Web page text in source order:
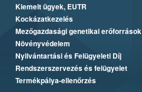
Kiemelt ügyek, EUTR
Kockázatkezelés
Mezőgazdasági genetikai erőforrások
Növényvédelem
Nyilvántartási és Felügyeleti Díj
Rendszerszervezés és felügyelet
Termékpálya-ellenőrzés